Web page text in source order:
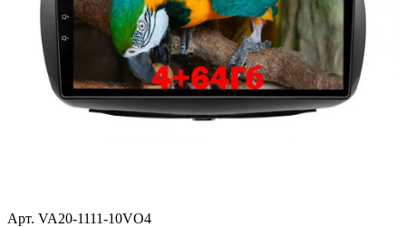
Арт. VA20-1111-10VO4